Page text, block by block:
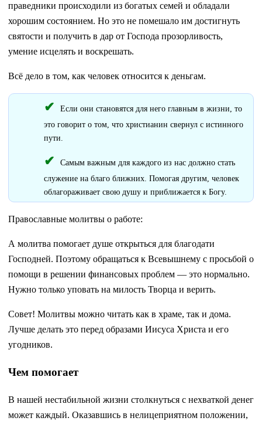
праведники происходили из богатых семей и обладали
хорошим состоянием. Но это не помешало им достигнуть
святости и получить в дар от Господа прозорливость,
умение исцелять и воскрешать.
Всё дело в том, как человек относится к деньгам.
Если они становятся для него главным в жизни, то
это говорит о том, что христианин свернул с истинного
пути.
Самым важным для каждого из нас должно стать
служение на благо ближних. Помогая другим, человек
облагораживает свою душу и приближается к Богу.
Православные молитвы о работе:
А молитва помогает душе открыться для благодати
Господней. Поэтому обращаться к Всевышнему с просьбой о
помощи в решении финансовых проблем — это нормально.
Нужно только уповать на милость Творца и верить.
Совет! Молитвы можно читать как в храме, так и дома.
Лучше делать это перед образами Иисуса Христа и его
угодников.
Чем помогает
В нашей нестабильной жизни столкнуться с нехваткой денег
может каждый. Оказавшись в нелицеприятном положении,